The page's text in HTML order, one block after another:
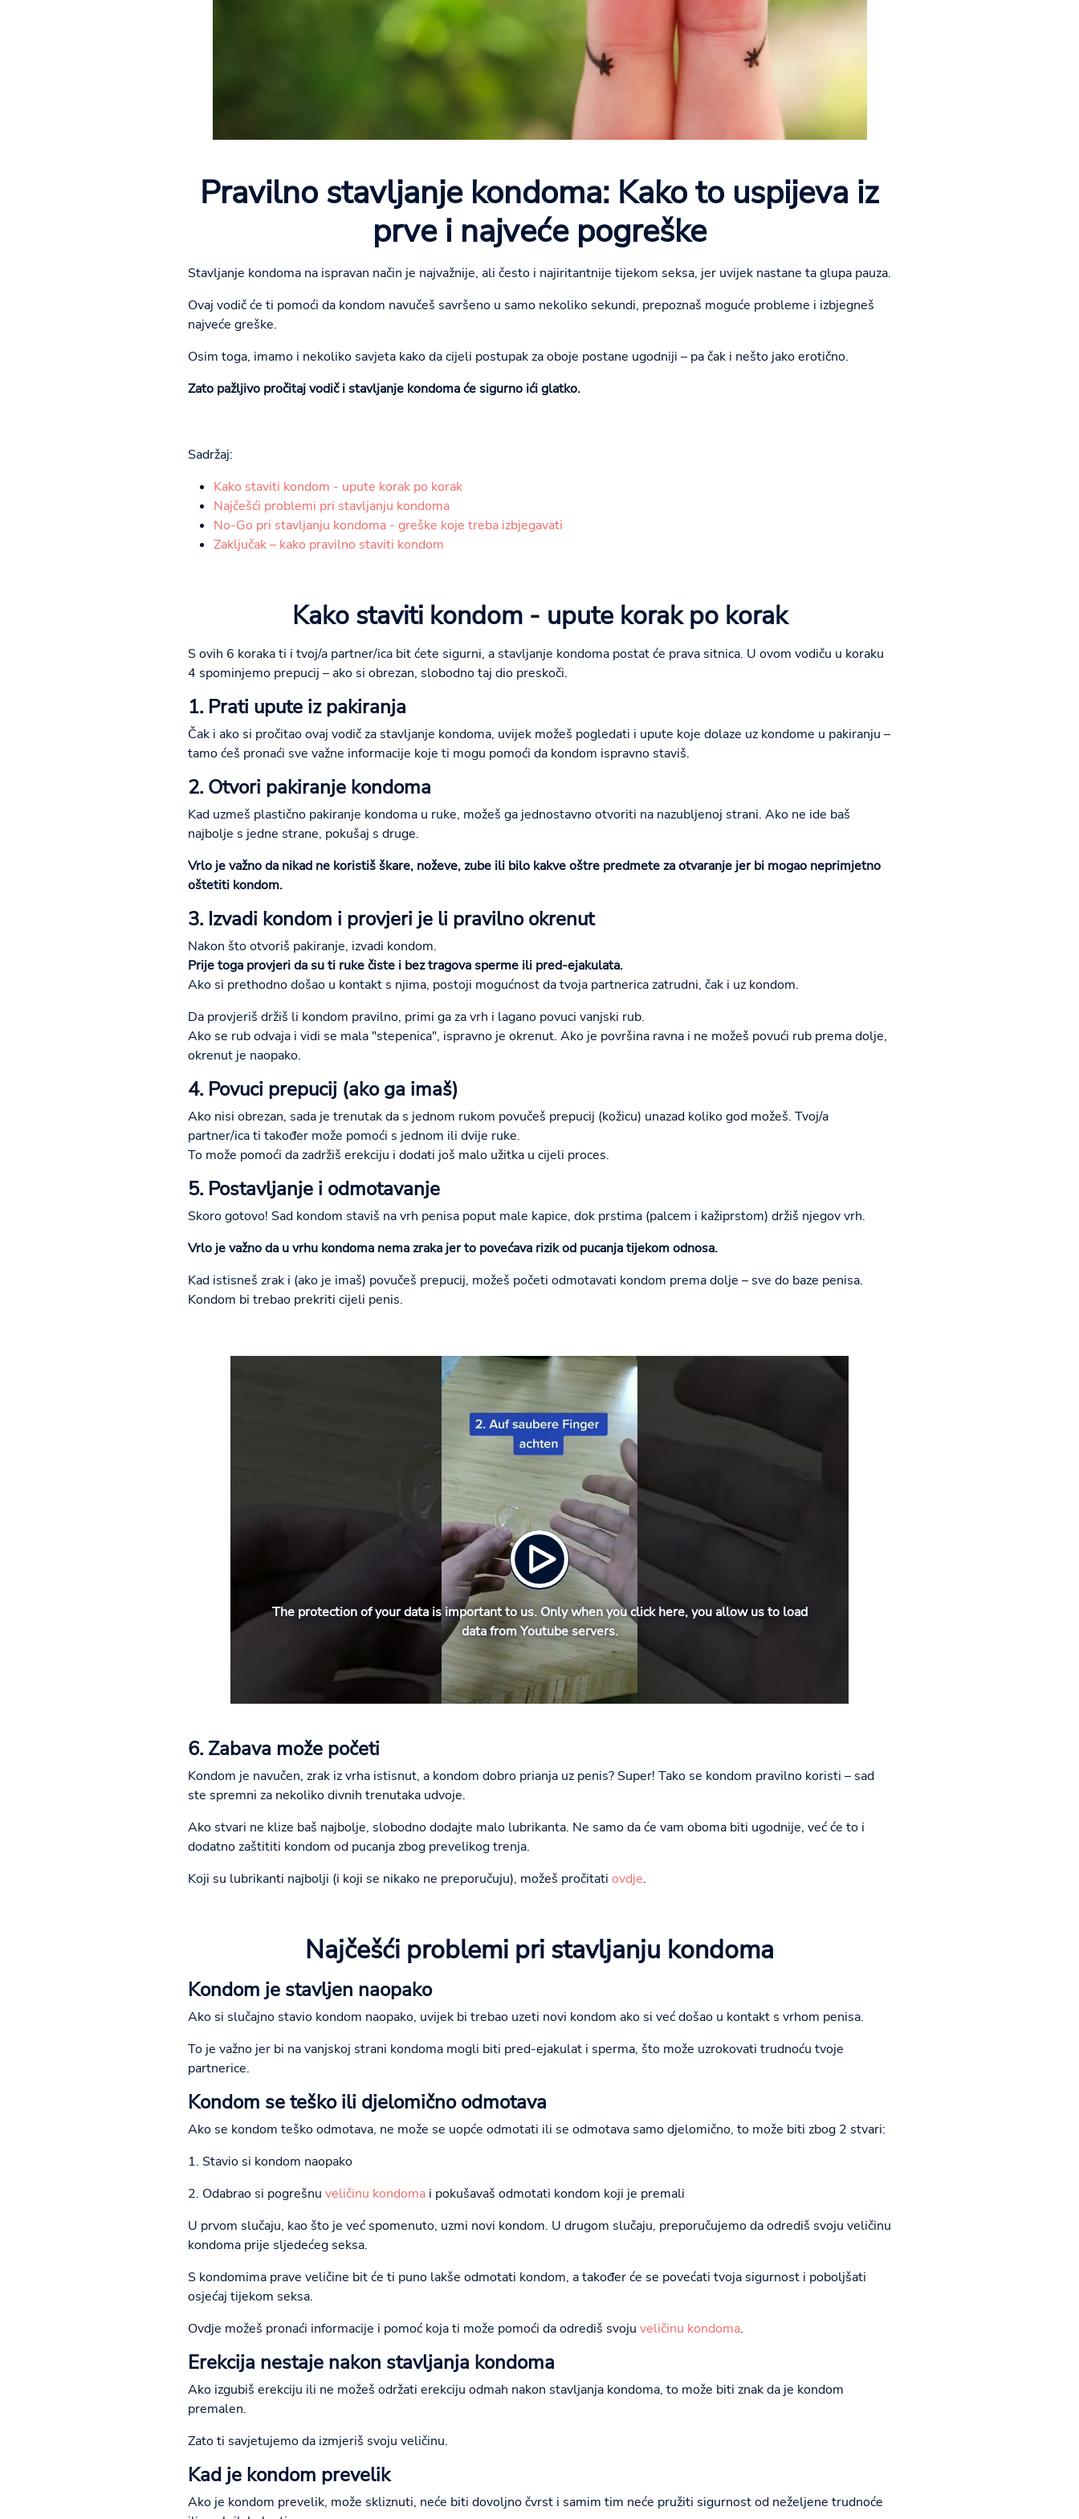
Pravilno stavljanje kondoma: Kako to uspijeva iz
prve i najveće pogreške
Stavljanje kondoma na ispravan način je najvažnije, ali često i najiritantnije tijekom seksa, jer uvijek nastane ta glupa pauza.
Ovaj vodič će ti pomoći da kondom navučeš savršeno u samo nekoliko sekundi, prepoznaš moguće probleme i izbjegneš
najveće greške.
Osim toga, imamo i nekoliko savjeta kako da cijeli postupak za oboje postane ugodniji – pa čak i nešto jako erotično.
Zato pažljivo pročitaj vodič i stavljanje kondoma će sigurno ići glatko.
Sadržaj:
Kako staviti kondom - upute korak po korak
Najčešći problemi pri stavljanju kondoma
No-Go pri stavljanju kondoma - greške koje treba izbjegavati
Zaključak – kako pravilno staviti kondom
Kako staviti kondom - upute korak po korak
S ovih 6 koraka ti i tvoj/a partner/ica bit ćete sigurni, a stavljanje kondoma postat će prava sitnica. U ovom vodiču u koraku
4 spominjemo prepucij – ako si obrezan, slobodno taj dio preskoči.
1. Prati upute iz pakiranja
Čak i ako si pročitao ovaj vodič za stavljanje kondoma, uvijek možeš pogledati i upute koje dolaze uz kondome u pakiranju –
tamo ćeš pronaći sve važne informacije koje ti mogu pomoći da kondom ispravno staviš.
2. Otvori pakiranje kondoma
Kad uzmeš plastično pakiranje kondoma u ruke, možeš ga jednostavno otvoriti na nazubljenoj strani. Ako ne ide baš
najbolje s jedne strane, pokušaj s druge.
Vrlo je važno da nikad ne koristiš škare, noževe, zube ili bilo kakve oštre predmete za otvaranje jer bi mogao neprimjetno
oštetiti kondom.
3. Izvadi kondom i provjeri je li pravilno okrenut
Nakon što otvoriš pakiranje, izvadi kondom.
Prije toga provjeri da su ti ruke čiste i bez tragova sperme ili pred-ejakulata.
Ako si prethodno došao u kontakt s njima, postoji mogućnost da tvoja partnerica zatrudni, čak i uz kondom.
Da provjeriš držiš li kondom pravilno, primi ga za vrh i lagano povuci vanjski rub.
Ako se rub odvaja i vidi se mala "stepenica", ispravno je okrenut. Ako je površina ravna i ne možeš povući rub prema dolje,
okrenut je naopako.
4. Povuci prepucij (ako ga imaš)
Ako nisi obrezan, sada je trenutak da s jednom rukom povučeš prepucij (kožicu) unazad koliko god možeš. Tvoj/a
partner/ica ti također može pomoći s jednom ili dvije ruke.
To može pomoći da zadržiš erekciju i dodati još malo užitka u cijeli proces.
5. Postavljanje i odmotavanje
Skoro gotovo! Sad kondom staviš na vrh penisa poput male kapice, dok prstima (palcem i kažiprstom) držiš njegov vrh.
Vrlo je važno da u vrhu kondoma nema zraka jer to povećava rizik od pucanja tijekom odnosa.
Kad istisneš zrak i (ako je imaš) povučeš prepucij, možeš početi odmotavati kondom prema dolje – sve do baze penisa.
Kondom bi trebao prekriti cijeli penis.
The protection of your data is important to us. Only when you click here, you allow us to load
data from Youtube servers.
6. Zabava može početi
Kondom je navučen, zrak iz vrha istisnut, a kondom dobro prianja uz penis? Super! Tako se kondom pravilno koristi – sad
ste spremni za nekoliko divnih trenutaka udvoje.
Ako stvari ne klize baš najbolje, slobodno dodajte malo lubrikanta. Ne samo da će vam oboma biti ugodnije, već će to i
dodatno zaštititi kondom od pucanja zbog prevelikog trenja.
Koji su lubrikanti najbolji (i koji se nikako ne preporučuju), možeš pročitati ovdje.
Najčešći problemi pri stavljanju kondoma
Kondom je stavljen naopako
Ako si slučajno stavio kondom naopako, uvijek bi trebao uzeti novi kondom ako si već došao u kontakt s vrhom penisa.
To je važno jer bi na vanjskoj strani kondoma mogli biti pred-ejakulat i sperma, što može uzrokovati trudnoću tvoje
partnerice.
Kondom se teško ili djelomično odmotava
Ako se kondom teško odmotava, ne može se uopće odmotati ili se odmotava samo djelomično, to može biti zbog 2 stvari:
1. Stavio si kondom naopako
2. Odabrao si pogrešnu veličinu kondoma i pokušavaš odmotati kondom koji je premali
U prvom slučaju, kao što je već spomenuto, uzmi novi kondom. U drugom slučaju, preporučujemo da odrediš svoju veličinu
kondoma prije sljedećeg seksa.
S kondomima prave veličine bit će ti puno lakše odmotati kondom, a također će se povećati tvoja sigurnost i poboljšati
osjećaj tijekom seksa.
Ovdje možeš pronaći informacije i pomoć koja ti može pomoći da odrediš svoju veličinu kondoma.
Erekcija nestaje nakon stavljanja kondoma
Ako izgubiš erekciju ili ne možeš održati erekciju odmah nakon stavljanja kondoma, to može biti znak da je kondom
premalen.
Zato ti savjetujemo da izmjeriš svoju veličinu.
Kad je kondom prevelik
Ako je kondom prevelik, može skliznuti, neće biti dovoljno čvrst i samim tim neće pružiti sigurnost od neželjene trudnoće